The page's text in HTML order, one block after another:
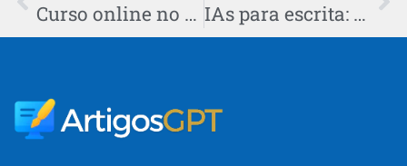
Curso online no blog: transforme posts em renda em 2025 IAs para escrita: riscos e alertas urgentes para 2025